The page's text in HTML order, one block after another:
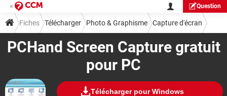
Question
PCHand Screen Capture gratuit
pour PC
Télécharger pour Windows
Fiches Télécharger Photo & Graphisme Capture d'écran